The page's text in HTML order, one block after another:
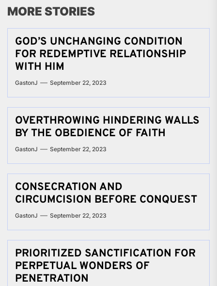
MORE STORIES
GOD’S UNCHANGING CONDITION
FOR REDEMPTIVE RELATIONSHIP
WITH HIM
GastonJ September 22, 2023
OVERTHROWING HINDERING WALLS
BY THE OBEDIENCE OF FAITH
GastonJ September 22, 2023
CONSECRATION AND
CIRCUMCISION BEFORE CONQUEST
GastonJ September 22, 2023
PRIORITIZED SANCTIFICATION FOR
PERPETUAL WONDERS OF
PENETRATION